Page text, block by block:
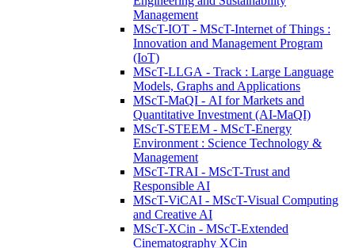
Management
MScT-IOT - MScT-Internet of Things :
Innovation and Management Program
(IoT)
MScT-LLGA - Track : Large Language
Models, Graphs and Applications
MScT-MaQI - AI for Markets and
Quantitative Investment (AI-MaQI)
MScT-STEEM - MScT-Energy
Environment : Science Technology &
Management
MScT-TRAI - MScT-Trust and
Responsible AI
MScT-ViCAI - MScT-Visual Computing
and Creative AI
MScT-XCin - MScT-Extended
Cinematography XCin